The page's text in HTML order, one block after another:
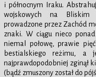
i północnym Iraku.
wojskowych na Bliskim
prowadzone przez Zachód
znaki. W ciągu nieco
niemal połowę, prawie
bestialskiego reżimu,
najprawdopodobniej zginął
(bądź zmuszony został do